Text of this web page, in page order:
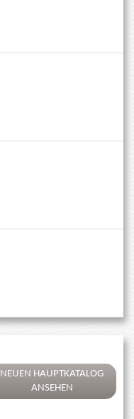
NEUEN HAUPTKATALOG
ANSEHEN